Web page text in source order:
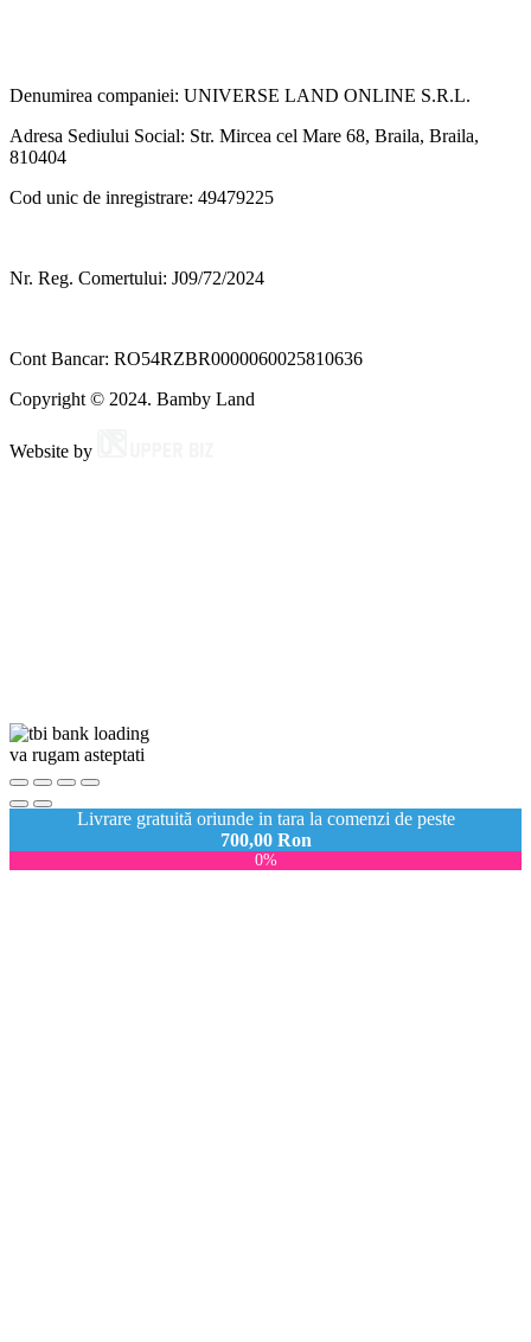
Denumirea companiei: UNIVERSE LAND ONLINE S.R.L.
Adresa Sediului Social: Str. Mircea cel Mare 68, Braila, Braila,
810404
Cod unic de inregistrare: 49479225
Nr. Reg. Comertului: J09/72/2024
Cont Bancar: RO54RZBR0000060025810636
Copyright © 2024. Bamby Land
Website by
va rugam asteptati
Livrare gratuită oriunde in tara la comenzi de peste
700,00 Ron
0%